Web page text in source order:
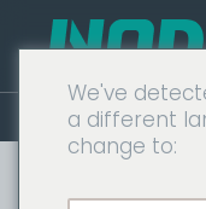
Главная
We've
a different
change to: